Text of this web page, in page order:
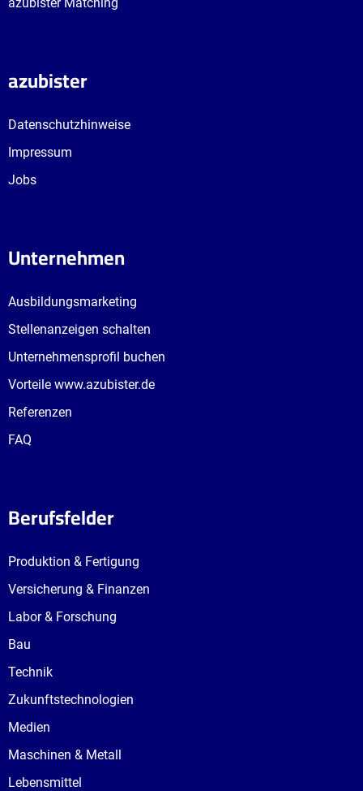
azubister
Datenschutzhinweise
Impressum
Jobs
Unternehmen
Ausbildungsmarketing
Stellenanzeigen schalten
Unternehmensprofil buchen
Vorteile www.azubister.de
Referenzen
FAQ
Berufsfelder
Produktion & Fertigung
Versicherung & Finanzen
Labor & Forschung
Bau
Technik
Zukunftstechnologien
Medien
Maschinen & Metall
Lebensmittel